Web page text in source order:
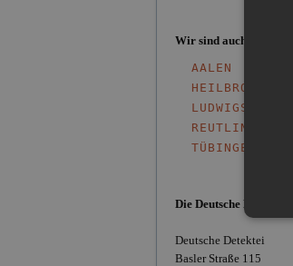
Wir sind auch in
AALEN
HEILBRONN
LUDWIGSBURG
REUTLINGEN
TÜBINGEN
Die Deutsche Detektei
Deutsche Detektei
Basler Straße 115